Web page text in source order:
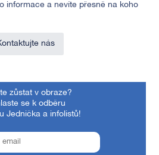
informace a nevíte přesně na koho
nás
zůstat v obraze?
se k odběru
Jednička a infolistů!